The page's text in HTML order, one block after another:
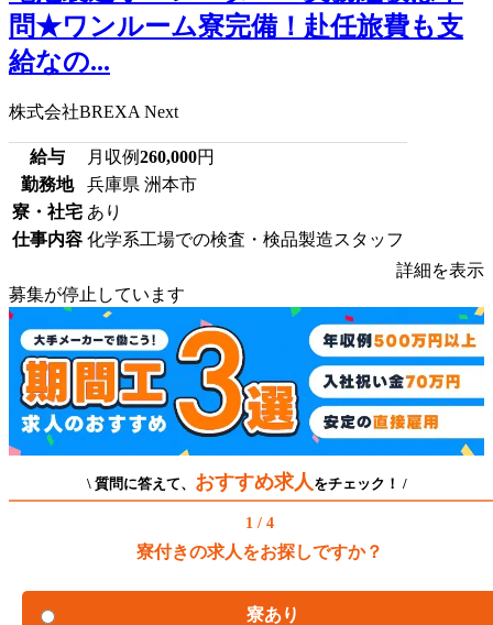
問★ワンルーム寮完備！赴任旅費も支
給なの...
株式会社BREXA Next
給与 月収例260,000円
勤務地
兵庫県 洲本市
寮・社宅 あり
仕事内容 化学系工場での検査・検品製造スタッフ
詳細を表示
募集が停止しています
\ 質問に答えて、 おすすめ求人 をチェック！ /
1 / 4
寮付きの求人をお探しですか？
寮あり